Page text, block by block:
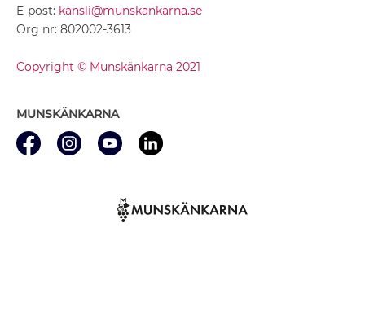
E-post: kansli@munskankarna.se
Org nr: 802002-3613
Copyright © Munskänkarna 2021
MUNSKÄNKARNA